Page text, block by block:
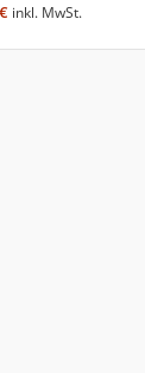
€ inkl. MwSt.